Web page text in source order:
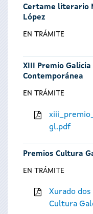
aquíCertame literario
López
EN TRÁMITE
XIII Premio
Contemporánea
EN TRÁMITE
gl.pdf
Premios Cultura
EN TRÁMITE
Xurado dos
Cultura